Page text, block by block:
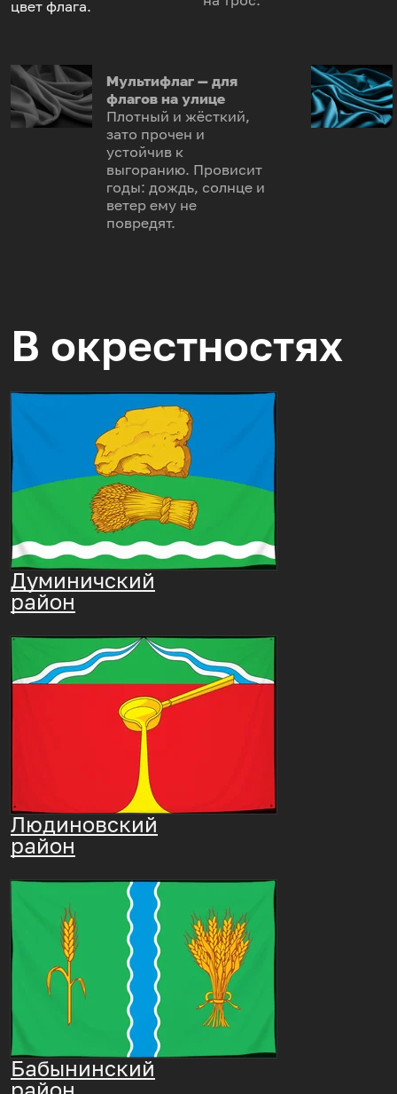
цвет флага.
Мультифлаг — для
флагов на улице
Плотный и жёсткий,
зато прочен и
устойчив к
выгоранию. Провисит
годы: дождь, солнце и
ветер ему не
повредят.
В окрестностях
Думиничский
район
Людиновский
район
Бабынинский